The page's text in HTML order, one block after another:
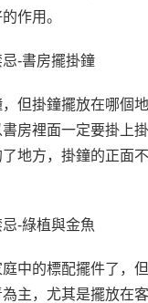
作用。
-書房擺掛鐘
但掛鐘擺放在哪個
房裡面一定要掛上
地方，掛鐘的正面
-綠植與金魚
中的標配擺件了，
主，尤其是擺放在